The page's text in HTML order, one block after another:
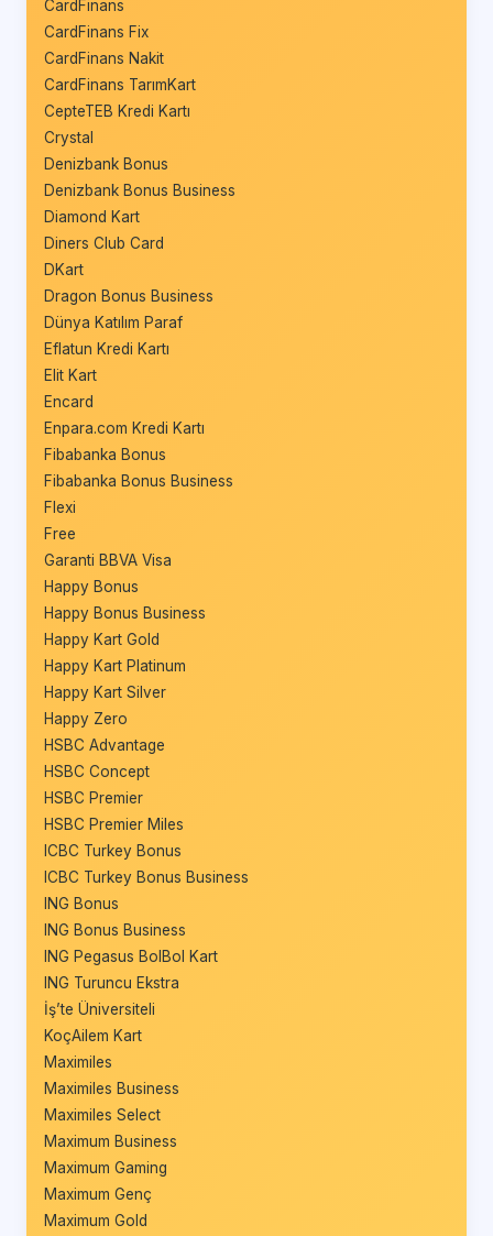
CardFinans
CardFinans Fix
CardFinans Nakit
CardFinans TarımKart
CepteTEB Kredi Kartı
Crystal
Denizbank Bonus
Denizbank Bonus Business
Diamond Kart
Diners Club Card
DKart
Dragon Bonus Business
Dünya Katılım Paraf
Eflatun Kredi Kartı
Elit Kart
Encard
Enpara.com Kredi Kartı
Fibabanka Bonus
Fibabanka Bonus Business
Flexi
Free
Garanti BBVA Visa
Happy Bonus
Happy Bonus Business
Happy Kart Gold
Happy Kart Platinum
Happy Kart Silver
Happy Zero
HSBC Advantage
HSBC Concept
HSBC Premier
HSBC Premier Miles
ICBC Turkey Bonus
ICBC Turkey Bonus Business
ING Bonus
ING Bonus Business
ING Pegasus BolBol Kart
ING Turuncu Ekstra
İş’te Üniversiteli
KoçAilem Kart
Maximiles
Maximiles Business
Maximiles Select
Maximum Business
Maximum Gaming
Maximum Genç
Maximum Gold